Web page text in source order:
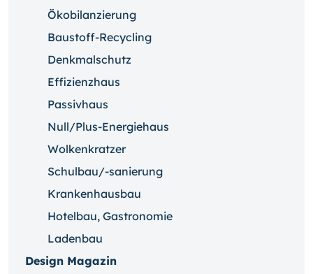
Ökobilanzierung
Baustoff-Recycling
Denkmalschutz
Effizienzhaus
Passivhaus
Null/Plus-Energiehaus
Wolkenkratzer
Schulbau/-sanierung
Krankenhausbau
Hotelbau, Gastronomie
Ladenbau
Design Magazin